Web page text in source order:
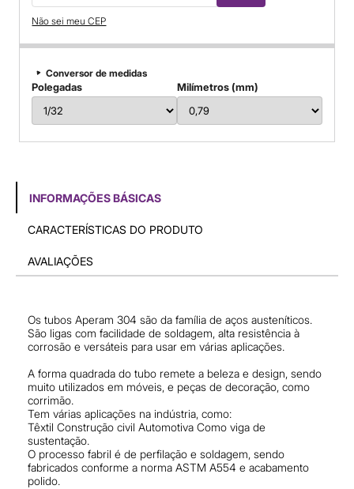
Não sei meu CEP
Conversor de medidas
Polegadas Milímetros (mm)
INFORMAÇÕES BÁSICAS
CARACTERÍSTICAS DO PRODUTO
AVALIAÇÕES
Os tubos Aperam 304 são da família de aços austeníticos.
São ligas com facilidade de soldagem, alta resistência à
corrosão e versáteis para usar em várias aplicações.
A forma quadrada do tubo remete a beleza e design, sendo
muito utilizados em móveis, e peças de decoração, como
corrimão.
Tem várias aplicações na indústria, como:
Têxtil Construção civil Automotiva Como viga de
sustentação.
O processo fabril é de perfilação e soldagem, sendo
fabricados conforme a norma ASTM A554 e acabamento
polido.